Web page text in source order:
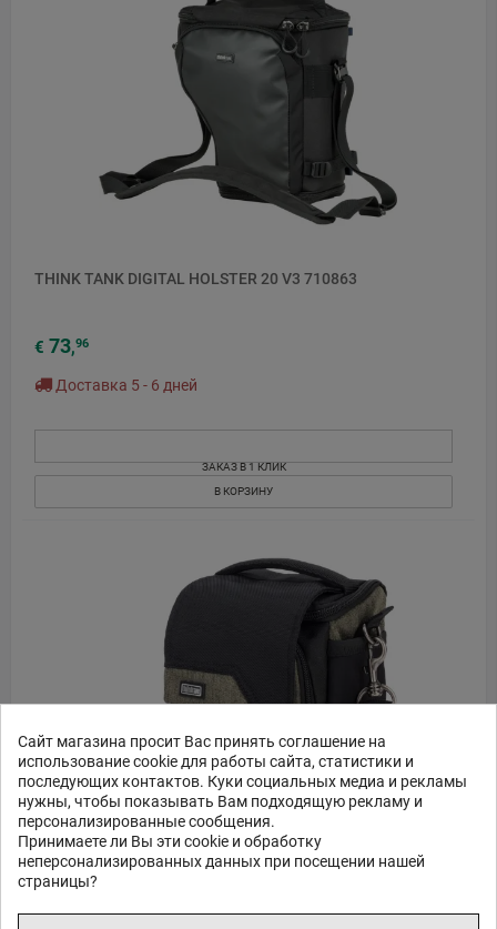
Сайт магазина просит Вас принять соглашение на
использование cookie для работы сайта, статистики и
последующих контактов. Куки социальных медиа и рекламы
нужны, чтобы показывать Вам подходящую рекламу и
персонализированные сообщения.
Принимаете ли Вы эти cookie и обработку
неперсонализированных данных при посещении нашей
страницы?
THINK TANK DIGITAL HOLSTER 20 V3 710863
€ 73,96
Доставка 5 - 6 дней
ЗАКАЗ В 1 КЛИК
В КОРЗИНУ
THINK TANK MIRRORLESS MOVER 10 V2, COAST GREEN
710891